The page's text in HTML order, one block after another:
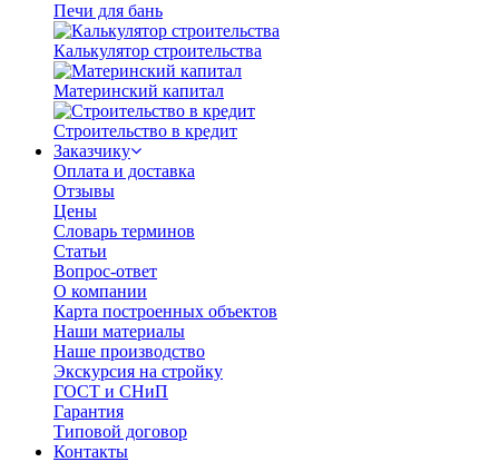
Печи для бань
Калькулятор строительства
Материнский капитал
Строительство в кредит
Заказчику
Оплата и доставка
Отзывы
Цены
Словарь терминов
Статьи
Вопрос-ответ
О компании
Карта построенных объектов
Наши материалы
Наше производство
Экскурсия на стройку
ГОСТ и СНиП
Гарантия
Типовой договор
Контакты